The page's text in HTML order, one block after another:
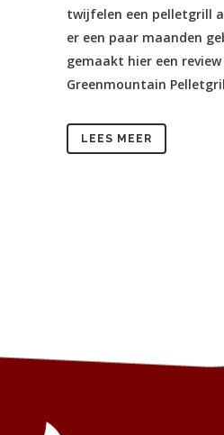
twijfelen een pelletgrill
er een paar maanden
gemaakt hier een review
Greenmountain
LEES MEER